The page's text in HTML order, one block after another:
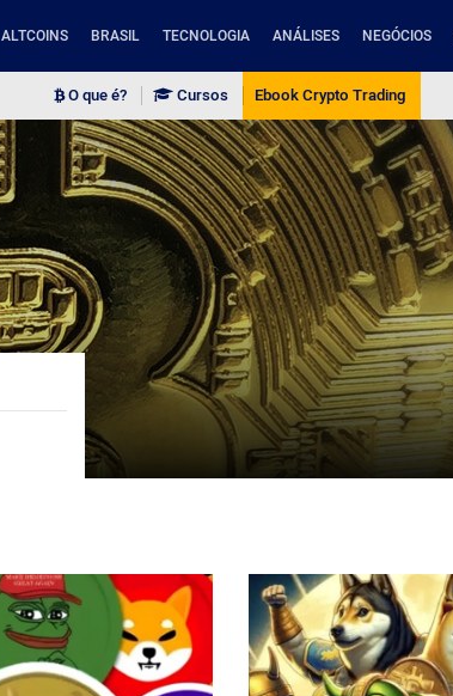
ALTCOINS BRASIL TECNOLOGIA ANÁLISES NEGÓCIOS
O que é? Cursos Ebook Crypto Trading